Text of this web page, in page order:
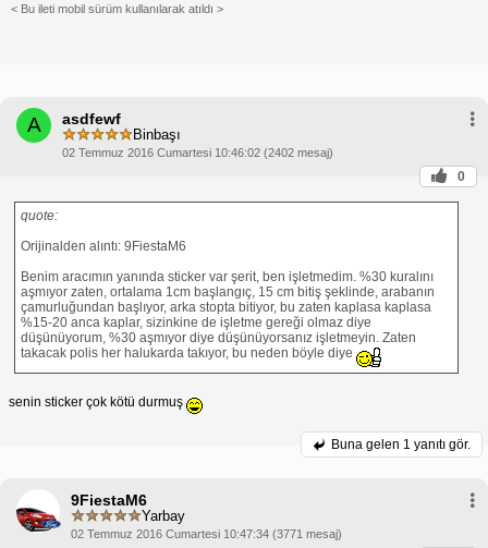
< Bu ileti mobil sürüm kullanılarak atıldı >
A asdfewf
Binbaşı
02 Temmuz 2016 Cumartesi 10:46:02 (2402 mesaj)
0
quote:
Orijinalden alıntı: 9FiestaM6
Benim aracımın yanında sticker var şerit, ben işletmedim. %30 kuralını
aşmıyor zaten, ortalama 1cm başlangıç, 15 cm bitiş şeklinde, arabanın
çamurluğundan başlıyor, arka stopta bitiyor, bu zaten kaplasa kaplasa
%15-20 anca kaplar, sizinkine de işletme gereği olmaz diye
düşünüyorum, %30 aşmıyor diye düşünüyorsanız işletmeyin. Zaten
takacak polis her halukarda takıyor, bu neden böyle diye
senin sticker çok kötü durmuş
Buna gelen 1 yanıtı gör.
9FiestaM6
Yarbay
02 Temmuz 2016 Cumartesi 10:47:34 (3771 mesaj)